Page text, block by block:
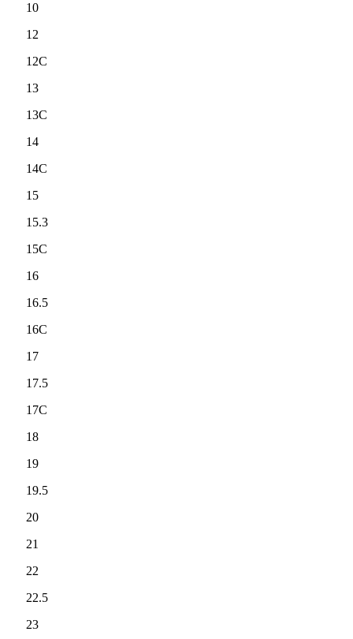
10
12
12C
13
13C
14
14C
15
15.3
15C
16
16.5
16C
17
17.5
17C
18
19
19.5
20
21
22
22.5
23